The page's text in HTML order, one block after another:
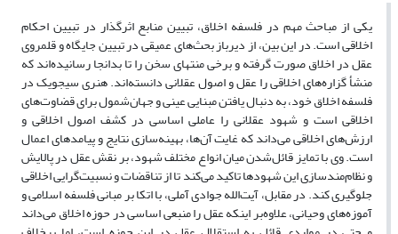
یکی از مباحث مهم در فلسفه اخلاق، تبیین منابع اثرگذار در تبیین احکام
اخلاقی است. در این بین، از دیرباز بحث‌های عمیقی در تبیین جایگاه و قلمروی
عقل در اخلاق صورت گرفته و برخی منتهای سخن را تا بدانجا رسانیده‌اند که
منشأ گزاره‌های اخلاقی را عقل و اصول عقلانی دانسته‌اند. هنری سیجویک در
فلسفه اخلاق خود، به دنبال یافتن مبنایی عینی و جهان‌شمول برای قضاوت‌های
اخلاقی است و شهود عقلانی را عاملی اساسی در کشف اصول اخلاقی و
ارزش‌های اخلاقی می‌داند که غایت آن‌ها، بهینه‌سازی نتایج و پیامدهای اعمال
است. وی با تمایز قائل‌شدن میان انواع مختلف شهود، بر نقش عقل در پالایش
و نظام‌مندسازی این شهودها تاکید می‌کند تا از تناقضات و نسبیت‌گرایی اخلاقی
جلوگیری کند. در مقابل، آیت‌الله جوادی آملی، با اتکا بر مبانی فلسفه اسلامی و
آموزه‌های وحیانی، علاوه‌بر اینکه عقل را منبعی اساسی در حوزه اخلاق می‌داند